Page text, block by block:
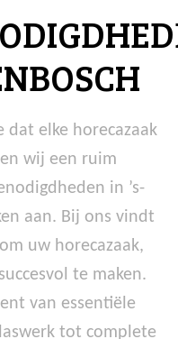
dat elke horecazaak
wij een ruim
in ’s-
aan. Bij ons vindt
uw horecazaak,
te maken.
van essentiële
tot complete